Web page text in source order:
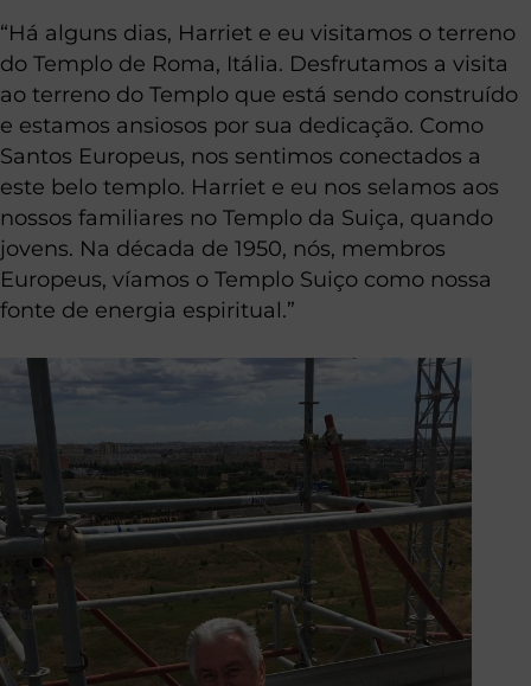
“Há alguns dias, Harriet e eu visitamos o terreno
do Templo de Roma, Itália. Desfrutamos a visita
ao terreno do Templo que está sendo construído
e estamos ansiosos por sua dedicação. Como
Santos Europeus, nos sentimos conectados a
este belo templo. Harriet e eu nos selamos aos
nossos familiares no Templo da Suiça, quando
jovens. Na década de 1950, nós, membros
Europeus, víamos o Templo Suiço como nossa
fonte de energia espiritual.”